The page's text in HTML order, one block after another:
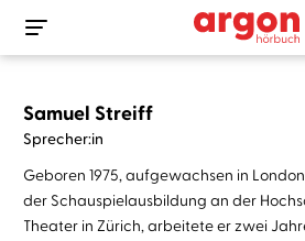
Samuel Streiff
Sprecher:in
Geboren 1975, aufgewachsen in
der Schauspielausbildung an der
Theater in Zürich, arbeitete er zwei